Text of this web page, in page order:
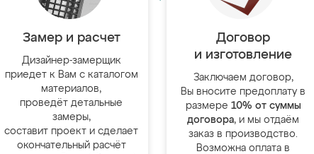
Замер и расчет
Дизайнер-замерщик
приедет к Вам с каталогом
материалов,
проведёт детальные
замеры,
составит проект и сделает
окончательный расчёт
Договор
и изготовление
Заключаем договор,
Вы вносите предоплату в
размере 10% от суммы
договора, и мы отдаём
заказ в производство.
Возможна оплата в